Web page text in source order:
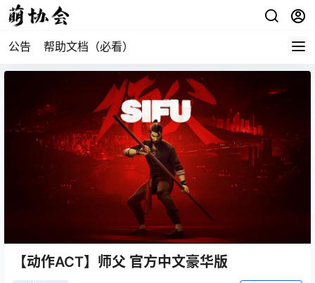
公告 帮助文档（必看）
【动作ACT】师父 官方中文豪华版